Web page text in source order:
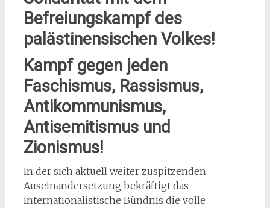
Befreiungskampf des
palästinensischen Volkes!
Kampf gegen jeden
Faschismus, Rassismus,
Antikommunismus,
Antisemitismus und
Zionismus!
In der sich aktuell weiter zuspitzenden
Auseinandersetzung bekräftigt das
Internationalistische Bündnis die volle